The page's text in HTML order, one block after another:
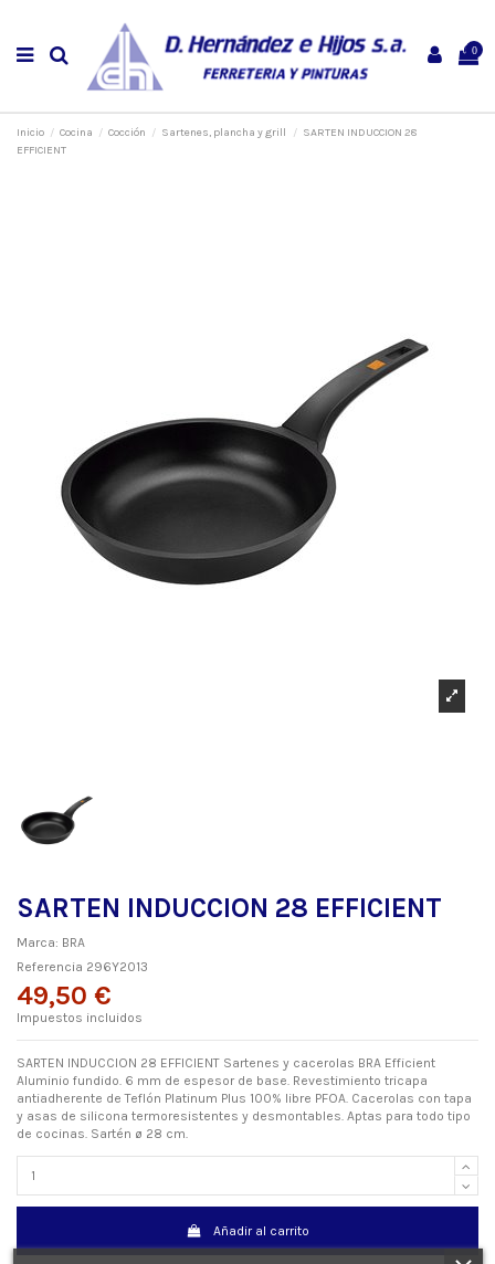
0
Inicio Cocina Cocción Sartenes, plancha y grill
SARTEN INDUCCION 28
EFFICIENT
SARTEN INDUCCION 28 EFFICIENT
Marca: BRA
Referencia 296Y2013
49,50 €
Impuestos incluidos
SARTEN INDUCCION 28 EFFICIENT Sartenes y cacerolas BRA Efficient
Aluminio fundido. 6 mm de espesor de base. Revestimiento tricapa
antiadherente de Teflón Platinum Plus 100% libre PFOA. Cacerolas con tapa
y asas de silicona termoresistentes y desmontables. Aptas para todo tipo
de cocinas. Sartén ø 28 cm.
Añadir al carrito